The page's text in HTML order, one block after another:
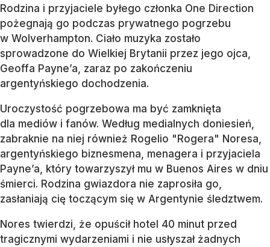
Rodzina i przyjaciele byłego członka One Direction
pożegnają go podczas prywatnego pogrzebu
w Wolverhampton. Ciało muzyka zostało
sprowadzone do Wielkiej Brytanii przez jego ojca,
Geoffa Payne’a, zaraz po zakończeniu
argentyńskiego dochodzenia.
Uroczystość pogrzebowa ma być zamknięta
dla mediów i fanów. Według medialnych doniesień,
zabraknie na niej również Rogelio "Rogera" Noresa,
argentyńskiego biznesmena, menagera i przyjaciela
Payne’a, który towarzyszył mu w Buenos Aires w dniu
śmierci. Rodzina gwiazdora nie zaprosiła go,
zasłaniają cię toczącym się w Argentynie śledztwem.
Nores twierdzi, że opuścił hotel 40 minut przed
tragicznymi wydarzeniami i nie usłyszał żadnych